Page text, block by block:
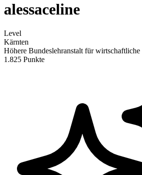
alessaceline
Level
Kärnten
Höhere Bundeslehranstalt für
1.825 Punkte